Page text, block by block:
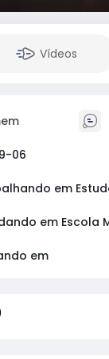
Vídeos
06
em
em Escola
em